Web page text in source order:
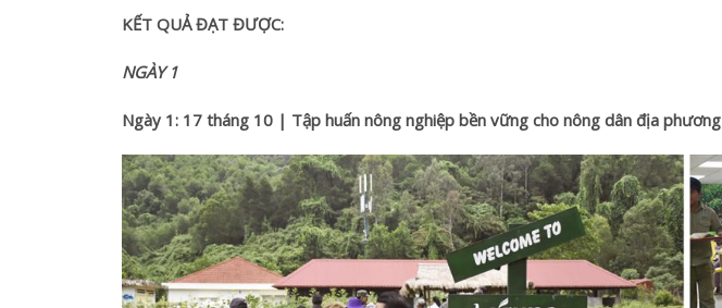
KẾT QUẢ ĐẠT ĐƯỢC:
NGÀY 1
Ngày 1: 17 tháng 10 | Tập huấn nông nghiệp bền vững cho nông dân địa phương